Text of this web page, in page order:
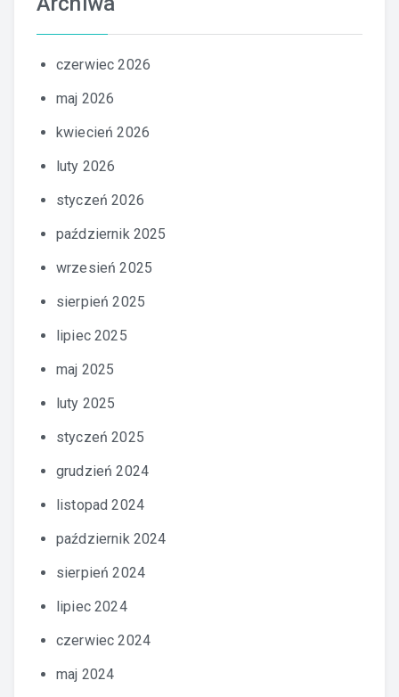
czerwiec 2026
maj 2026
kwiecień 2026
luty 2026
styczeń 2026
październik 2025
wrzesień 2025
sierpień 2025
lipiec 2025
maj 2025
luty 2025
styczeń 2025
grudzień 2024
listopad 2024
październik 2024
sierpień 2024
lipiec 2024
czerwiec 2024
maj 2024